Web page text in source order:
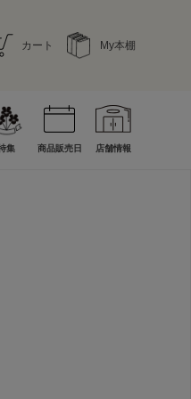
カート My本棚
集 商品販売日 店舗情報